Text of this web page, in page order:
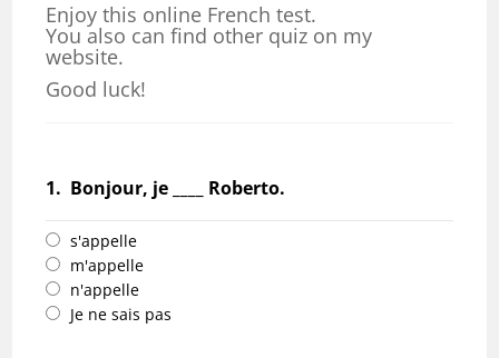
Enjoy this online French test.
You also can find other quiz on my
website.
Good luck!
1. Bonjour, je ____ Roberto.
s'appelle
m'appelle
n'appelle
Je ne sais pas